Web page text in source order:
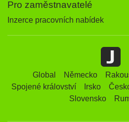
Pro zaměstnavatelé
Inzerce pracovních nabídek
Global Německo
Spojené království
Irsko
Slovensko